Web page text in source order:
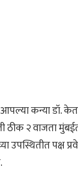
आपल्या कन्या डॉ.
ठीक २ वाजता
उपस्थितीत पक्ष